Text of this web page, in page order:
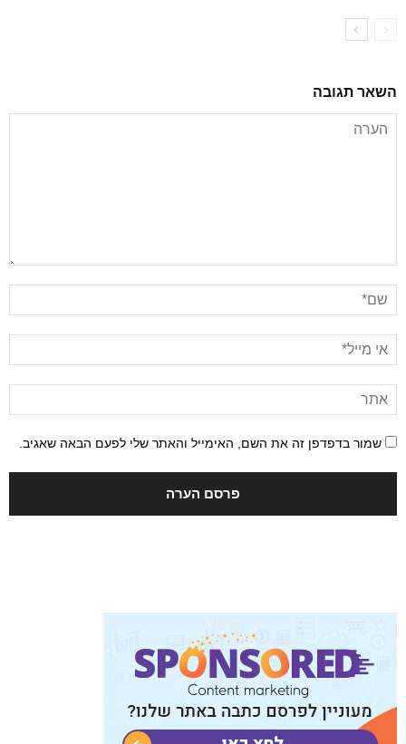
השאר תגובה
שמור בדפדפן זה את השם, האימייל והאתר שלי לפעם הבאה שאגיב.